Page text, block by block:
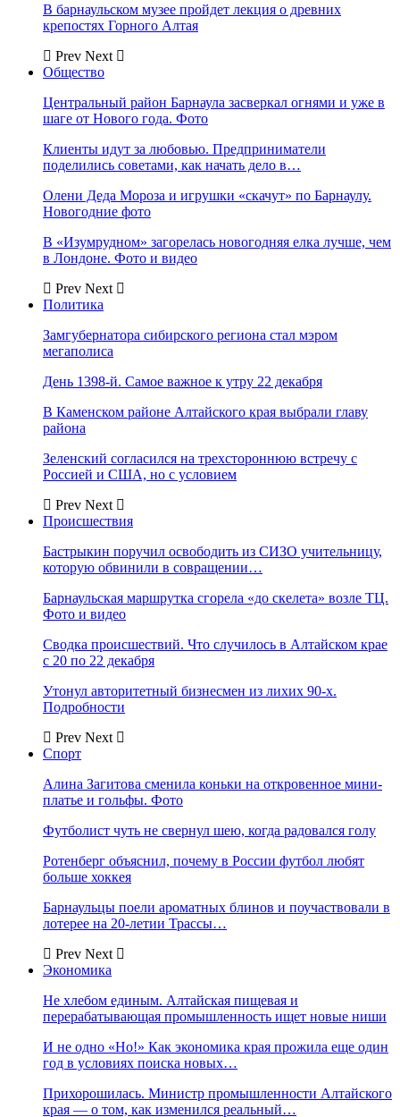
В барнаульском музее пройдет лекция о древних
крепостях Горного Алтая
Prev Next
Общество
Центральный район Барнаула засверкал огнями и уже в
шаге от Нового года. Фото
Клиенты идут за любовью. Предприниматели
поделились советами, как начать дело в…
Олени Деда Мороза и игрушки «скачут» по Барнаулу.
Новогодние фото
В «Изумрудном» загорелась новогодняя елка лучше, чем
в Лондоне. Фото и видео
Prev Next
Политика
Замгубернатора сибирского региона стал мэром
мегаполиса
День 1398-й. Самое важное к утру 22 декабря
В Каменском районе Алтайского края выбрали главу
района
Зеленский согласился на трехстороннюю встречу с
Россией и США, но с условием
Prev Next
Происшествия
Бастрыкин поручил освободить из СИЗО учительницу,
которую обвинили в совращении…
Барнаульская маршрутка сгорела «до скелета» возле ТЦ.
Фото и видео
Сводка происшествий. Что случилось в Алтайском крае
с 20 по 22 декабря
Утонул авторитетный бизнесмен из лихих 90-х.
Подробности
Prev Next
Спорт
Алина Загитова сменила коньки на откровенное мини-
платье и гольфы. Фото
Футболист чуть не свернул шею, когда радовался голу
Ротенберг объяснил, почему в России футбол любят
больше хоккея
Барнаульцы поели ароматных блинов и поучаствовали в
лотерее на 20-летии Трассы…
Prev Next
Экономика
Не хлебом единым. Алтайская пищевая и
перерабатывающая промышленность ищет новые ниши
И не одно «Но!» Как экономика края прожила еще один
год в условиях поиска новых…
Прихорошилась. Министр промышленности Алтайского
края — о том, как изменился реальный…